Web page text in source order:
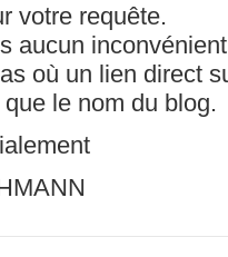
votre requête.
aucun
où un lien direct
le nom du blog.